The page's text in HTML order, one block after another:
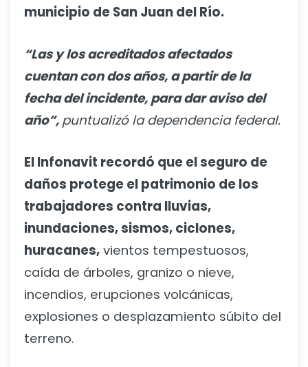
municipio de San Juan del Río.
“Las y los acreditados afectados
cuentan con dos años, a partir de la
fecha del incidente, para dar aviso del
año”, puntualizó la dependencia federal.
El Infonavit recordó que el seguro de
daños protege el patrimonio de los
trabajadores contra lluvias,
inundaciones, sismos, ciclones,
huracanes, vientos tempestuosos,
caída de árboles, granizo o nieve,
incendios, erupciones volcánicas,
explosiones o desplazamiento súbito del
terreno.